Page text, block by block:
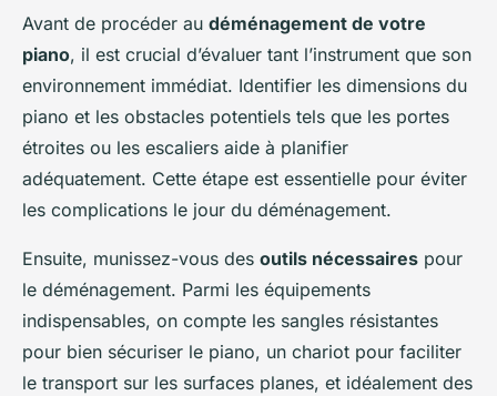
Avant de procéder au déménagement de votre
piano, il est crucial d’évaluer tant l’instrument que son
environnement immédiat. Identifier les dimensions du
piano et les obstacles potentiels tels que les portes
étroites ou les escaliers aide à planifier
adéquatement. Cette étape est essentielle pour éviter
les complications le jour du déménagement.
Ensuite, munissez-vous des outils nécessaires pour
le déménagement. Parmi les équipements
indispensables, on compte les sangles résistantes
pour bien sécuriser le piano, un chariot pour faciliter
le transport sur les surfaces planes, et idéalement des